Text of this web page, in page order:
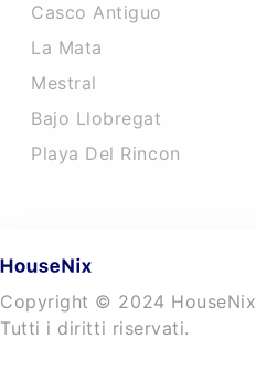
Casco Antiguo
La Mata
Mestral
Bajo Llobregat
Playa Del Rincon
Copyright © 2024 HouseNix
Tutti i diritti riservati.